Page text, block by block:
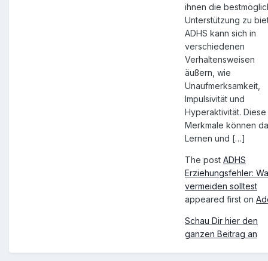
ihnen die
Unterstützung zu
ADHS kann sich in
verschiedenen
Verhaltensweisen
äußern, wie
Unaufmerksamkeit,
Impulsivität und
Hyperaktivität. Diese
Merkmale können
Lernen und […]
The post ADHS
Erziehungsfehler:
vermeiden solltest
appeared first on
Schau Dir hier den
ganzen Beitrag an